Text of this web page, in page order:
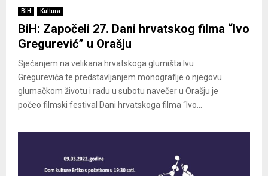
BiH Kultura
BiH: Započeli 27. Dani hrvatskog filma “Ivo
Gregurević” u Orašju
Sjećanjem na velikana hrvatskoga glumišta Ivu
Gregurevića te predstavljanjem monografije o njegovu
glumačkom životu i radu u subotu navečer u Orašju je
počeo filmski festival Dani hrvatskoga filma “Ivo...